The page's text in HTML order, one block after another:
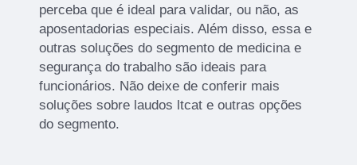
perceba que é ideal para validar, ou não, as
aposentadorias especiais. Além disso, essa e
outras soluções do segmento de medicina e
segurança do trabalho são ideais para
funcionários. Não deixe de conferir mais
soluções sobre laudos ltcat e outras opções
do segmento.